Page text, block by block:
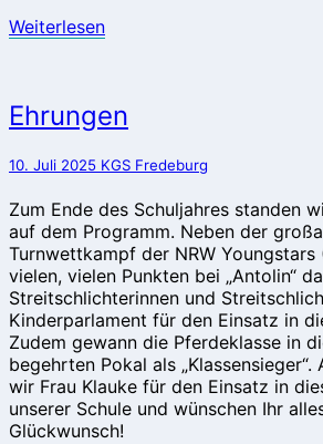
WeiterlesenWeiterlesen
Ehrungen
Ehrungen
10. Juli 2025 KGS Fredeburg
Zum Ende des Schuljahres standen
auf dem Programm. Neben der
Turnwettkampf der NRW Youngstars
vielen, vielen Punkten bei „Antolin“
Streitschlichterinnen und
Kinderparlament für den Einsatz in
Zudem gewann die Pferdeklasse in
begehrten Pokal als
wir Frau Klauke für den Einsatz in
unserer Schule und wünschen Ihr
Glückwunsch!